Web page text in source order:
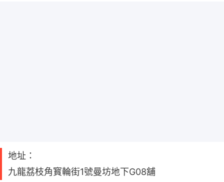
地址：
九龍荔枝角寳輪街1號曼坊地下G08舖